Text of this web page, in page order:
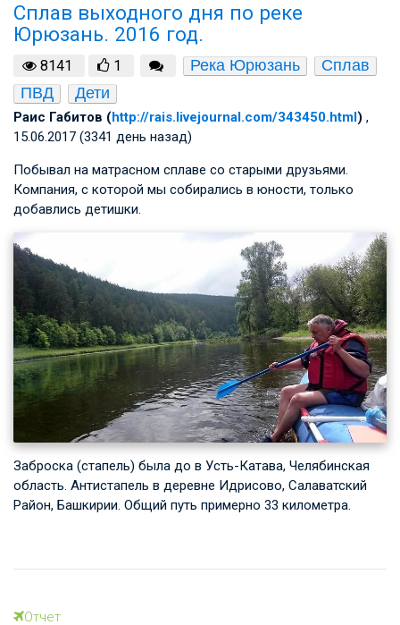
Сплав выходного дня по реке
Юрюзань. 2016 год.
8141 1 Река Юрюзань
Сплав
ПВД
Дети
Раис Габитов (http://rais.livejournal.com/343450.html) ,
15.06.2017 (3341 день назад)
Побывал на матрасном сплаве со старыми друзьями.
Компания, с которой мы собирались в юности, только
добавлись детишки.
Заброска (стапель) была до в Усть-Катава, Челябинская
область. Антистапель в деревне Идрисово, Салаватский
Район, Башкирии. Общий путь примерно 33 километра.
Отчет